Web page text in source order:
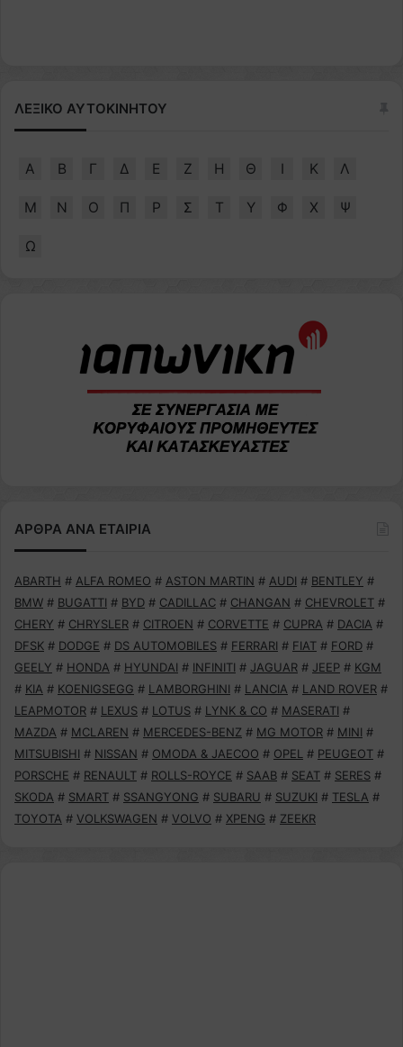
ΛΕΞΙΚΟ ΑΥΤΟΚΙΝΗΤΟΥ
Α Β Γ Δ Ε Ζ Η Θ Ι Κ Λ
Μ Ν Ο Π Ρ Σ Τ Υ Φ Χ Ψ
Ω
ΑΡΘΡΑ ΑΝΑ ΕΤΑΙΡΙΑ
ABARTH # ALFA ROMEO # ASTON MARTIN # AUDI # BENTLEY #
BMW # BUGATTI # BYD # CADILLAC # CHANGAN # CHEVROLET #
CHERY # CHRYSLER # CITROEN # CORVETTE # CUPRA # DACIA #
DFSK # DODGE # DS AUTOMOBILES # FERRARI # FIAT # FORD #
GEELY # HONDA # HYUNDAI # INFINITI # JAGUAR # JEEP # KGM
# KIA # KOENIGSEGG # LAMBORGHINI # LANCIA # LAND ROVER #
LEAPMOTOR # LEXUS # LOTUS # LYNK & CO # MASERATI #
MAZDA # MCLAREN # MERCEDES-BENZ # MG MOTOR # MINI #
MITSUBISHI # NISSAN # OMODA & JAECOO # OPEL # PEUGEOT #
PORSCHE # RENAULT # ROLLS-ROYCE # SAAB # SEAT # SERES #
SKODA # SMART # SSANGYONG # SUBARU # SUZUKI # TESLA #
TOYOTA # VOLKSWAGEN # VOLVO # XPENG # ZEEKR